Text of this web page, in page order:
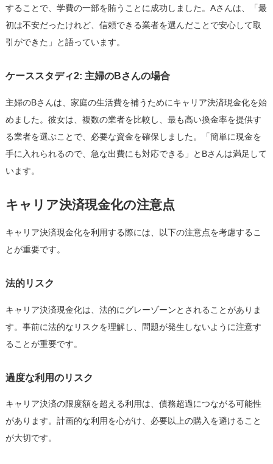
することで、学費の一部を賄うことに成功しました。Aさんは、「最
初は不安だったけれど、信頼できる業者を選んだことで安心して取
引ができた」と語っています。
ケーススタディ2: 主婦のBさんの場合
主婦のBさんは、家庭の生活費を補うためにキャリア決済現金化を始
めました。彼女は、複数の業者を比較し、最も高い換金率を提供す
る業者を選ぶことで、必要な資金を確保しました。「簡単に現金を
手に入れられるので、急な出費にも対応できる」とBさんは満足して
います。
キャリア決済現金化の注意点
キャリア決済現金化を利用する際には、以下の注意点を考慮するこ
とが重要です。
法的リスク
キャリア決済現金化は、法的にグレーゾーンとされることがありま
す。事前に法的なリスクを理解し、問題が発生しないように注意す
ることが重要です。
過度な利用のリスク
キャリア決済の限度額を超える利用は、債務超過につながる可能性
があります。計画的な利用を心がけ、必要以上の購入を避けること
が大切です。